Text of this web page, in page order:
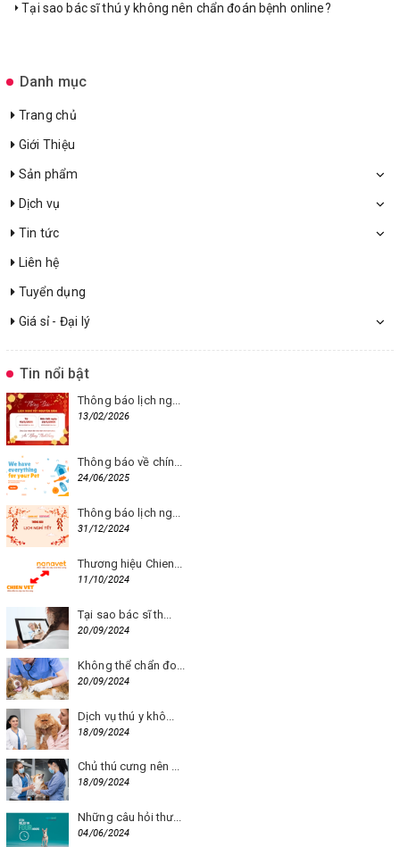
Tại sao bác sĩ thú y không nên chẩn đoán bệnh online?
Danh mục
Trang chủ
Giới Thiệu
Sản phẩm
Dịch vụ
Tin tức
Liên hệ
Tuyển dụng
Giá sỉ - Đại lý
Tin nổi bật
Thông báo lịch ng...
13/02/2026
Thông báo về chín...
24/06/2025
Thông báo lịch ng...
31/12/2024
Thương hiệu Chien...
11/10/2024
Tại sao bác sĩ th...
20/09/2024
Không thể chẩn đo...
20/09/2024
Dịch vụ thú y khô...
18/09/2024
Chủ thú cưng nên ...
18/09/2024
Những câu hỏi thư...
04/06/2024